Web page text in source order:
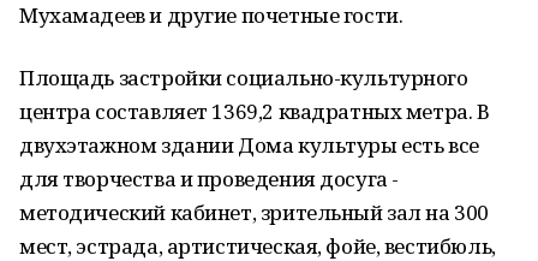
Мухамадеев и другие почетные гости.
Площадь застройки социально-культурного
центра составляет 1369,2 квадратных метра. В
двухэтажном здании Дома культуры есть все
для творчества и проведения досуга -
методический кабинет, зрительный зал на 300
мест, эстрада, артистическая, фойе, вестибюль,